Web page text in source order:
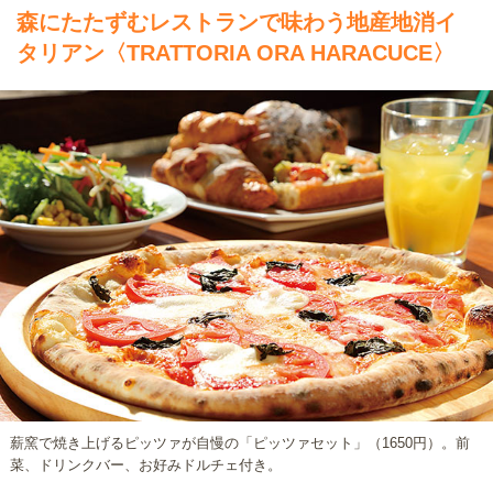
森にたたずむレストランで味わう地産地消イ
タリアン 〈TRATTORIA ORA HARACUCE〉
薪窯で焼き上げるピッツァが自慢の「ピッツァセット」（1650円）。前
菜、ドリンクバー、お好みドルチェ付き。